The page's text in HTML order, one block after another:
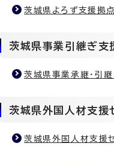
茨城県よろず支援拠点
茨城県事業引継ぎ支
茨城県事業承継・引
茨城県外国人材支援
茨城県外国人材支援